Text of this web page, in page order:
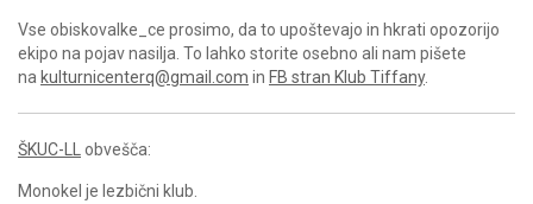
Vse obiskovalke_ce prosimo, da to upoštevajo in hkrati opozorijo
ekipo na pojav nasilja. To lahko storite osebno ali nam pišete
na kulturnicenterq@gmail.com in FB stran Klub Tiffany.
ŠKUC-LL obvešča:
Monokel je lezbični klub.